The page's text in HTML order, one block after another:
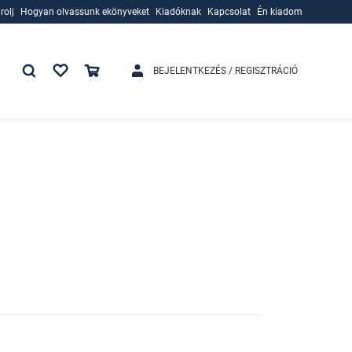
Hogyan olvassunk ekönyveket
Kiadóknak
Kapcsolat Én kiadom
BEJELENTKEZÉS / REGISZTRÁCIÓ